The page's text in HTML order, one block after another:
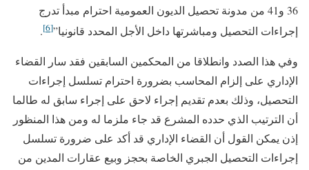
36 و41 من مدونة تحصيل الديون العمومية احترام مبدأ تدرج
إجراءات التحصيل ومباشرتها داخل الأجل المحدد قانونيا”[6]
.
وفي هذا الصدد وانطلاقا من المحكمين السابقين فقد سار القضاء
الإداري على إلزام المحاسب بضرورة احترام تسلسل إجراءات
التحصيل، وذلك بعدم تقديم إجراء لاحق على إجراء سابق له طالما
أن الترتيب الذي حدده المشرع قد جاء ملزما له ومن هذا المنظور
إذن يمكن القول أن القضاء الإداري قد أكد على ضرورة تسلسل
إجراءات التحصيل الجبري الخاصة بحجز وبيع عقارات المدين من